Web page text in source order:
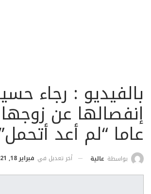
بالفيديو : رجاء
عاما “لم أعد
بواسطة عالية أخر تعديل في فبراير 18, 2021